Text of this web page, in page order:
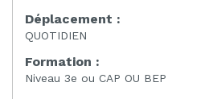
Déplacement :
QUOTIDIEN
Formation :
Niveau 3e ou CAP OU BEP